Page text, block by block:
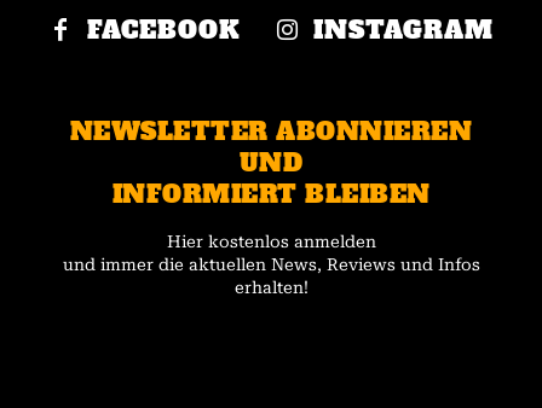
FACEBOOK INSTAGRAM
NEWSLETTER ABONNIEREN
UND
INFORMIERT BLEIBEN
Hier kostenlos anmelden
und immer die aktuellen News, Reviews und Infos
erhalten!